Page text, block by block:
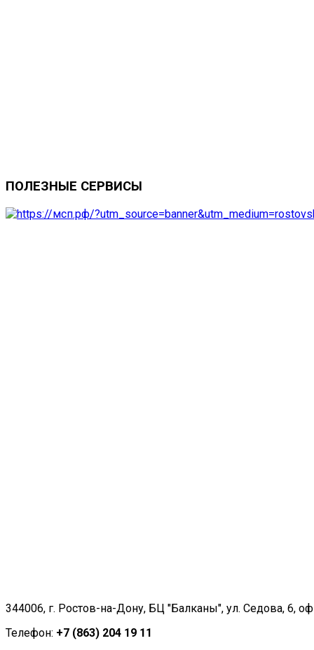
ПОЛЕЗНЫЕ СЕРВИСЫ
344006, г. Ростов-на-Дону, БЦ "Балканы", ул. Седова, 6,
Телефон: +7 (863) 204 19 11